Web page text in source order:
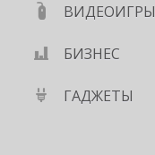
ВИДЕОИГРЫ
БИЗНЕС
ГАДЖЕТЫ